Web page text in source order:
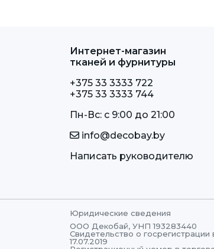
Интернет-магазин
тканей и фурнитуры
+375 33 3333 722
+375 33 3333 744
Пн-Вс: c 9:00 до 21:00
info@decobay.by
Написать руководителю
Юридические сведения
ООО Декобай, УНП 193283440
Свидетельство о
17.07.2019